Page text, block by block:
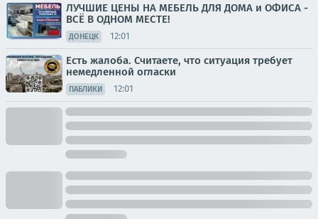
ЛУЧШИЕ ЦЕНЫ НА МЕБЕЛЬ ДЛЯ ДОМА и ОФИСА -
ВСЁ В ОДНОМ МЕСТЕ!
ДОНЕЦК 12:01
Есть жалоба. Считаете, что ситуация требует
немедленной огласки
ПАБЛИКИ 12:01